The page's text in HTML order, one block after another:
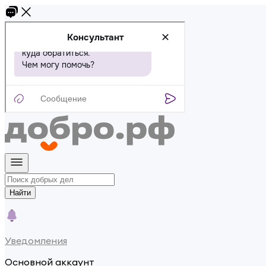
Найти
Уведомления
Основной аккаунт